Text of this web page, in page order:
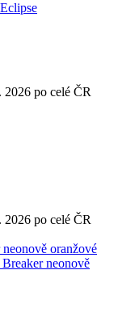
2026 po celé ČR
2026 po celé ČR
neonově